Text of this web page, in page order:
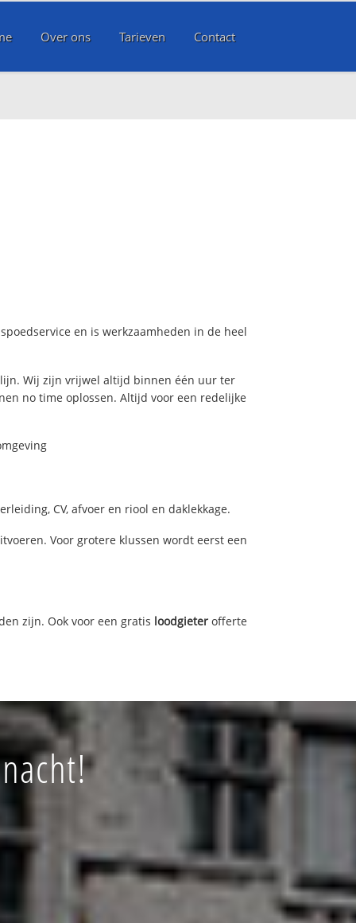
Over ons Tarieven Contact
en is werkzaamheden in de heel
Wij zijn vrijwel altijd binnen één uur ter
no time oplossen. Altijd voor een redelijke
CV, afvoer en riool en daklekkage.
Voor grotere klussen wordt eerst een
zijn. Ook voor een gratis loodgieter offerte